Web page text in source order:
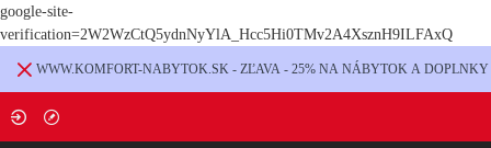
google-site-
verification=2W2WzCtQ5ydnNyYlA_Hcc5Hi0TMv2A4XsznH9ILFAxQ
WWW.KOMFORT-NABYTOK.SK - ZĽAVA - 25% NA NÁBYTOK A DOPLNKY